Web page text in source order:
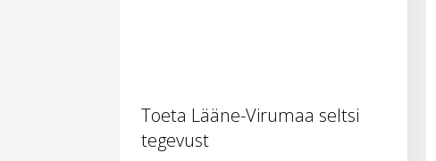
Toeta Lääne-Virumaa seltsi
tegevust